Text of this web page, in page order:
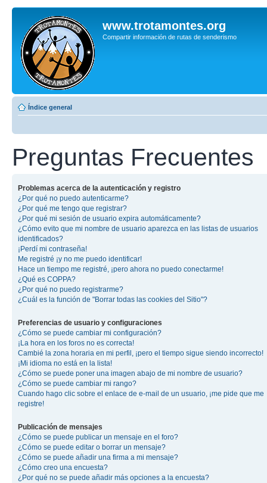
www.trotamontes.org
Compartir información de rutas de senderismo
Índice general
Preguntas Frecuentes
Problemas acerca de la autenticación y registro
¿Por qué no puedo autenticarme?
¿Por qué me tengo que registrar?
¿Por qué mi sesión de usuario expira automáticamente?
¿Cómo evito que mi nombre de usuario aparezca en las listas de usuarios
identificados?
¡Perdí mi contraseña!
Me registré ¡y no me puedo identificar!
Hace un tiempo me registré, ¡pero ahora no puedo conectarme!
¿Qué es COPPA?
¿Por qué no puedo registrarme?
¿Cuál es la función de "Borrar todas las cookies del Sitio"?
Preferencias de usuario y configuraciones
¿Cómo se puede cambiar mi configuración?
¡La hora en los foros no es correcta!
Cambié la zona horaria en mi perfil, ¡pero el tiempo sigue siendo incorrecto!
¡Mi idioma no está en la lista!
¿Cómo se puede poner una imagen abajo de mi nombre de usuario?
¿Cómo se puede cambiar mi rango?
Cuando hago clic sobre el enlace de e-mail de un usuario, ¡me pide que me
registre!
Publicación de mensajes
¿Cómo se puede publicar un mensaje en el foro?
¿Cómo se puede editar o borrar un mensaje?
¿Cómo se puede añadir una firma a mi mensaje?
¿Cómo creo una encuesta?
¿Por qué no se puede añadir más opciones a la encuesta?